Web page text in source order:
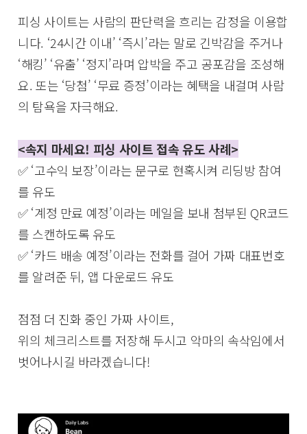
피싱 사이트는 사람의 판단력을 흐리는 감정을 이용합
니다. ‘24시간 이내’ ‘즉시’라는 말로 긴박감을 주거나
‘해킹’ ‘유출’ ‘정지’라며 압박을 주고 공포감을 조성해
요. 또는 ‘당첨’ ‘무료 증정’이라는 혜택을 내걸며 사람
의 탐욕을 자극해요.
<속지 마세요! 피싱 사이트 접속 유도 사례>
✅ ‘고수익 보장’이라는 문구로 현혹시켜 리딩방 참여
를 유도
✅ ‘계정 만료 예정’이라는 메일을 보내 첨부된 QR코드
를 스캔하도록 유도
✅ ‘카드 배송 예정’이라는 전화를 걸어 가짜 대표번호
를 알려준 뒤, 앱 다운로드 유도
점점 더 진화 중인 가짜 사이트,
위의 체크리스트를 저장해 두시고 악마의 속삭임에서
벗어나시길 바라겠습니다!